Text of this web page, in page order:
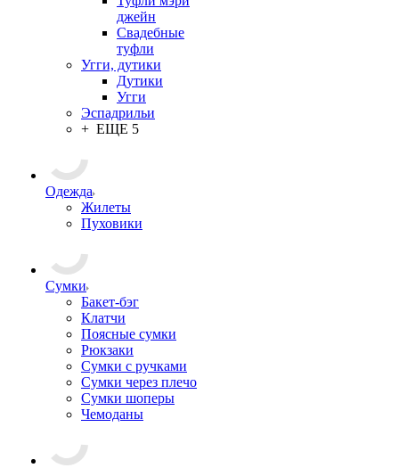
джейн
Свадебные
туфли
Угги, дутики
Дутики
Угги
Эспадрильи
+ ЕЩЕ 5
Одежда
Жилеты
Пуховики
Сумки
Бакет-бэг
Клатчи
Поясные сумки
Рюкзаки
Сумки с ручками
Сумки через плечо
Сумки шоперы
Чемоданы